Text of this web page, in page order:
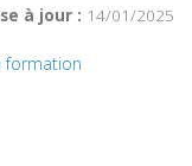
à jour : 14/01/2025
formation